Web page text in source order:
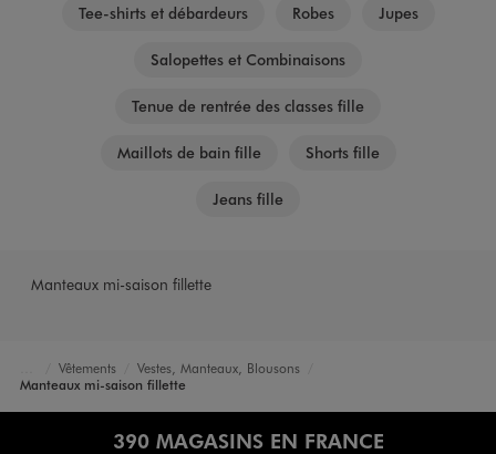
Tee-shirts et débardeurs Robes Jupes
Salopettes et Combinaisons
Tenue de rentrée des classes fille
Maillots de bain fille Shorts fille
Jeans fille
Manteaux mi-saison fillette
Accueil
Fille
Vêtements
Vestes, Manteaux, Blousons
Manteaux mi-saison fillette
390 MAGASINS EN FRANCE